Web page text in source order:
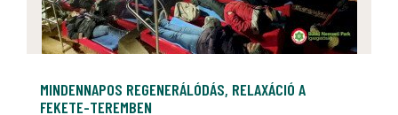
MINDENNAPOS REGENERÁLÓDÁS, RELAXÁCIÓ A
FEKETE-TEREMBEN